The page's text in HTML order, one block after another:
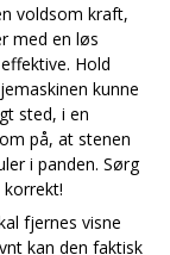
voldsom kraft,
med en løs
Hold
kunne
sted, i en
på, at stenen
i panden. Sørg
fjernes visne
kan den faktisk